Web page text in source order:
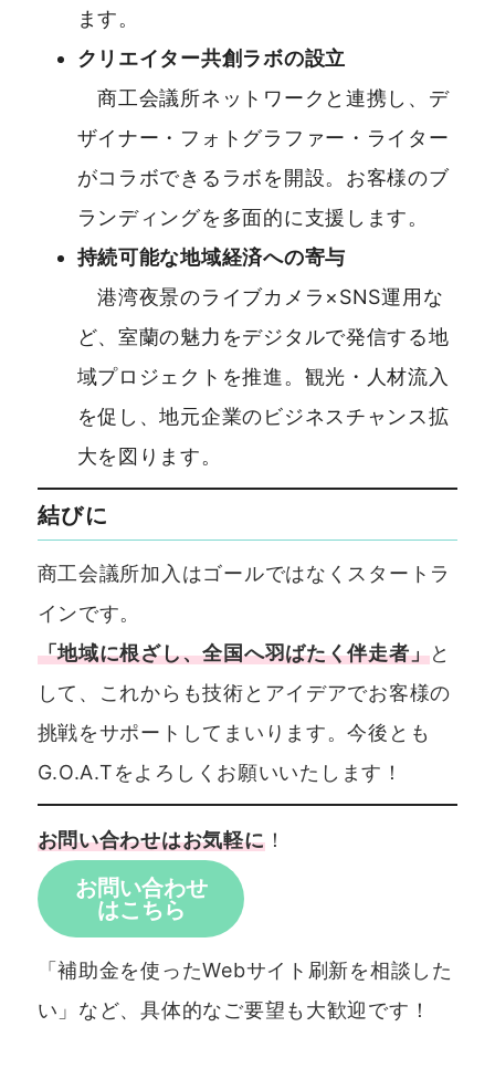
ます。
クリエイター共創ラボの設立
商工会議所ネットワークと連携し、デ
ザイナー・フォトグラファー・ライター
がコラボできるラボを開設。お客様のブ
ランディングを多面的に支援します。
持続可能な地域経済への寄与
港湾夜景のライブカメラ×SNS運用な
ど、室蘭の魅力をデジタルで発信する地
域プロジェクトを推進。観光・人材流入
を促し、地元企業のビジネスチャンス拡
大を図ります。
結びに
商工会議所加入はゴールではなくスタートラ
インです。
「地域に根ざし、全国へ羽ばたく伴走者」と
して、これからも技術とアイデアでお客様の
挑戦をサポートしてまいります。今後とも
G.O.A.Tをよろしくお願いいたします！
お問い合わせはお気軽に！
お問い合わせ
はこちら
「補助金を使ったWebサイト刷新を相談した
い」など、具体的なご要望も大歓迎です！